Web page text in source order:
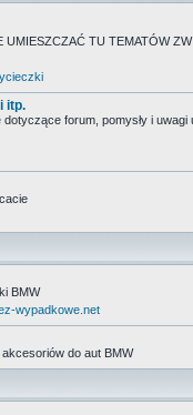
TU TEMATÓW
itp.
forum, pomysły i uwagi
BMW
wypadkowe.net
do aut BMW